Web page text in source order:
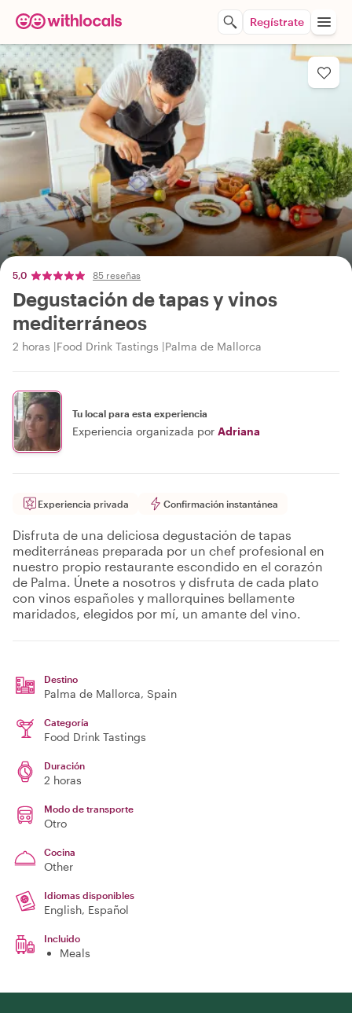
Regístrate
5,0 85 reseñas
Degustación de tapas y vinos
mediterráneos
2 horas Food Drink Tastings Palma de Mallorca
Tu local para esta experiencia
Experiencia organizada por Adriana
Experiencia privada Confirmación instantánea
Disfruta de una deliciosa degustación de tapas
mediterráneas preparada por un chef profesional en
nuestro propio restaurante escondido en el corazón
de Palma. Únete a nosotros y disfruta de cada plato
con vinos españoles y mallorquines bellamente
maridados, elegidos por mí, un amante del vino.
Destino
Palma de Mallorca, Spain
Categoría
Food Drink Tastings
Duración
2 horas
Modo de transporte
Otro
Cocina
Other
Idiomas disponibles
English, Español
Incluido
Meals